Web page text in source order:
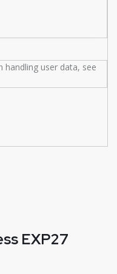
handling user data, see
EXP27